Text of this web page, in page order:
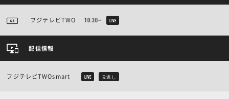
フジテレビTWO 10:30~ LIVE
配信情報
フジテレビTWOsmart LIVE 見逃し